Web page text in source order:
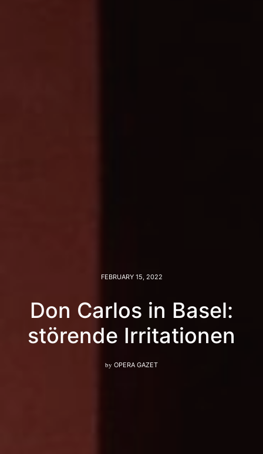
FEBRUARY 15, 2022
Don Carlos in Basel:
störende Irritationen
by OPERA GAZET